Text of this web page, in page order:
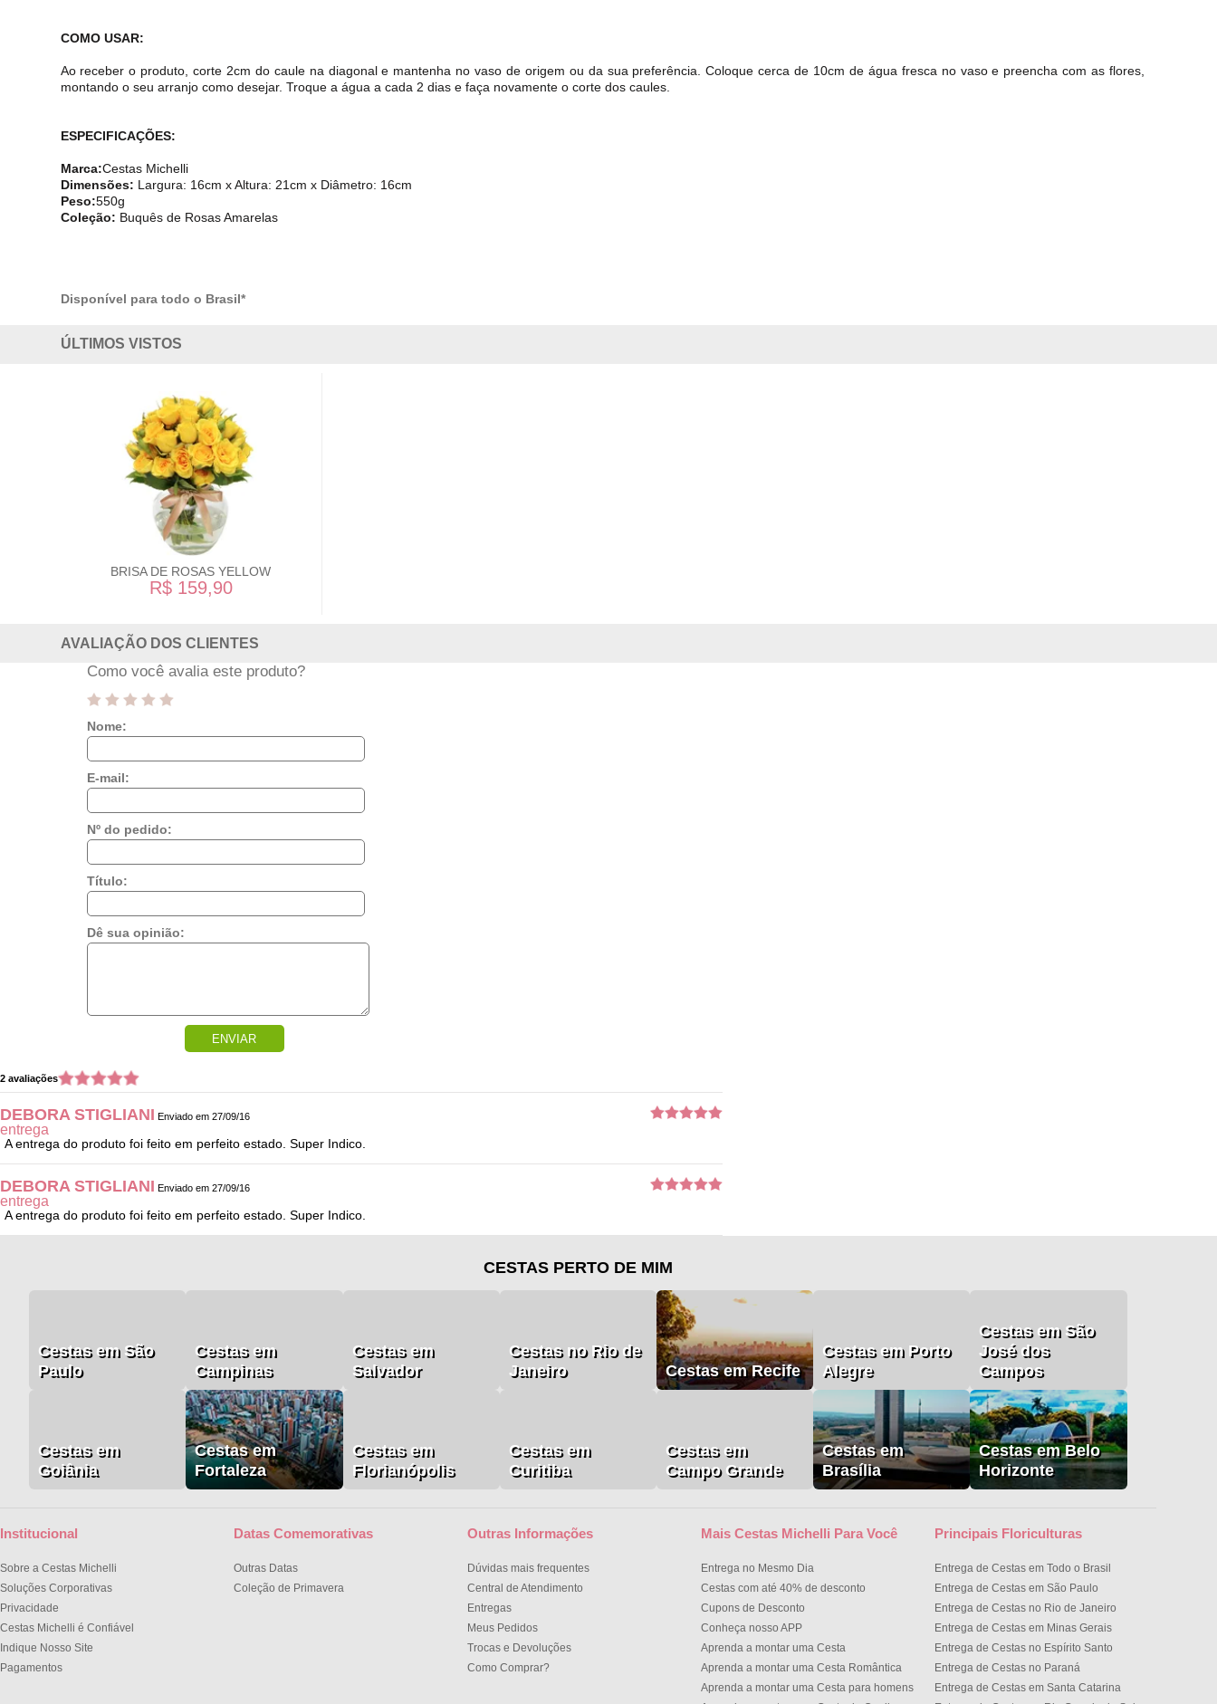
COMO USAR:
Ao receber o produto, corte 2cm do caule na diagonal e mantenha no vaso de origem ou da sua preferência. Coloque cerca de 10cm de água fresca no vaso e preencha com as flores,
montando o seu arranjo como desejar. Troque a água a cada 2 dias e faça novamente o corte dos caules.
ESPECIFICAÇÕES:
Marca:Cestas Michelli
Dimensões: Largura: 16cm x Altura: 21cm x Diâmetro: 16cm
Peso:550g
Coleção: Buquês de Rosas Amarelas
Disponível para todo o Brasil*
ÚLTIMOS VISTOS
BRISA DE ROSAS YELLOW
R$ 159,90
AVALIAÇÃO DOS CLIENTES
Como você avalia este produto?
Nome:
E-mail:
Nº do pedido:
Título:
Dê sua opinião:
ENVIAR
2 avaliações
DEBORA STIGLIANI Enviado em 27/09/16
entrega
A entrega do produto foi feito em perfeito estado. Super Indico.
DEBORA STIGLIANI Enviado em 27/09/16
entrega
A entrega do produto foi feito em perfeito estado. Super Indico.
CESTAS PERTO DE MIM
Cestas em São
Paulo
Cestas em
Campinas
Cestas em
Salvador
Cestas no Rio de
Janeiro
Cestas em Recife
Cestas em Porto
Alegre
Cestas em São
José dos
Campos
Cestas em
Goiânia
Cestas em
Fortaleza
Cestas em
Florianópolis
Cestas em
Curitiba
Cestas em
Campo Grande
Cestas em
Brasília
Cestas em Belo
Horizonte
Institucional
Sobre a Cestas Michelli
Soluções Corporativas
Privacidade
Cestas Michelli é Confiável
Indique Nosso Site
Pagamentos
Datas Comemorativas
Outras Datas
Coleção de Primavera
Outras Informações
Dúvidas mais frequentes
Central de Atendimento
Entregas
Meus Pedidos
Trocas e Devoluções
Como Comprar?
Mais Cestas Michelli Para Você
Entrega no Mesmo Dia
Cestas com até 40% de desconto
Cupons de Desconto
Conheça nosso APP
Aprenda a montar uma Cesta
Aprenda a montar uma Cesta Romântica
Aprenda a montar uma Cesta para homens
Principais Floriculturas
Entrega de Cestas em Todo o Brasil
Entrega de Cestas em São Paulo
Entrega de Cestas no Rio de Janeiro
Entrega de Cestas em Minas Gerais
Entrega de Cestas no Espírito Santo
Entrega de Cestas no Paran
Entrega de Cestas em Santa Catarina